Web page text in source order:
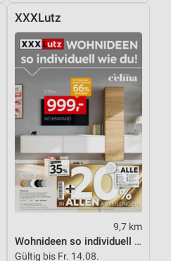
XXXLutz
9,7 km
Wohnideen so individuell wie du!
Gültig bis Fr. 14.08.